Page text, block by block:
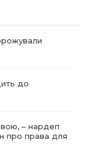
до
– нардеп
про права для